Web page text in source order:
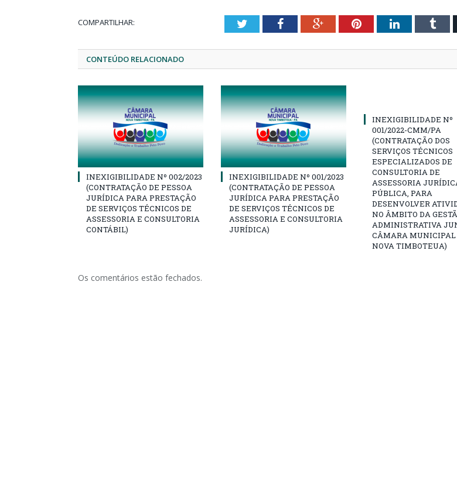
COMPARTILHAR: TwitterFacebookGoogle+PinterestLinkedIn
CONTEÚDO RELACIONADO
INEXIGIBILIDADE Nº 002/2023
(CONTRATAÇÃO DE PESSOA
JURÍDICA PARA PRESTAÇÃO
DE SERVIÇOS TÉCNICOS DE
ASSESSORIA E CONSULTORIA
CONTÁBIL)
INEXIGIBILIDADE Nº 001/2023
(CONTRATAÇÃO DE PESSOA
JURÍDICA PARA PRESTAÇÃO
DE SERVIÇOS TÉCNICOS DE
ASSESSORIA E CONSULTORIA
JURÍDICA)
INEXIGIBILIDADE Nº
001/2022-CMM/PA
(CONTRATAÇÃO DOS
SERVIÇOS TÉCNICOS
ESPECIALIZADOS DE
CONSULTORIA DE
ASSESSORIA
PÚBLICA, PARA
DESENVOLVER
NO ÂMBITO DA
ADMINISTRATIVA
CÂMARA MUNICIPAL
NOVA TIMBOTEUA)
Os comentários estão fechados.